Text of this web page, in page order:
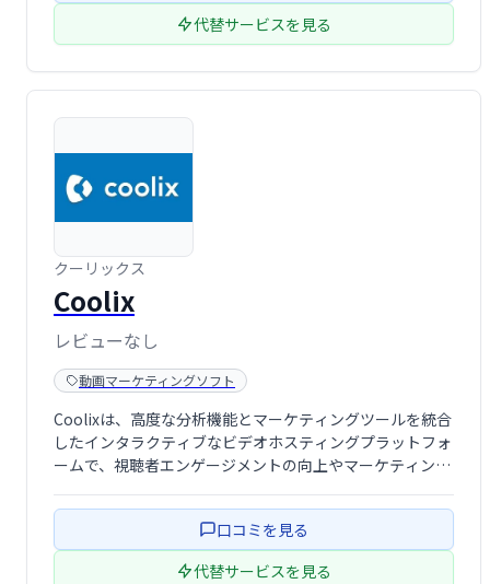
代替サービスを見る
クーリックス
Coolix
レビューなし
動画マーケティングソフト
Coolixは、高度な分析機能とマーケティングツールを統合
したインタラクティブなビデオホスティングプラットフォ
ームで、視聴者エンゲージメントの向上やマーケティング
口コミを見る
代替サービスを見る